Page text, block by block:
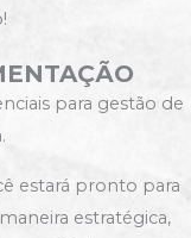
para gestão de
estará pronto para
estratégica,